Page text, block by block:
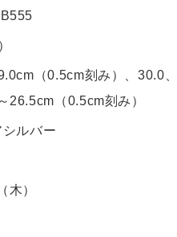
（0.5cm刻み）、30.0
26.5cm（0.5cm刻み）
ルバー
木）